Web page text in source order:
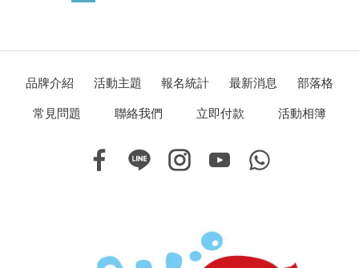
品牌介紹 活動主題 報名統計 最新消息
部落格
常見問題
聯絡我們 立即付款 活動相簿